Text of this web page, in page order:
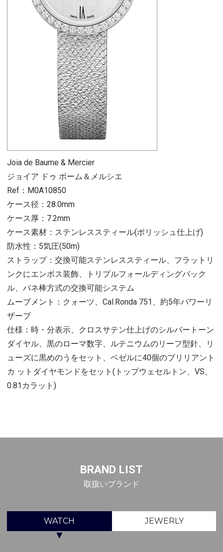
Joia de Baume & Mercier
ジョイア ドゥ ボーム＆メルシエ
Ref：M0A10850
ケース径：28.0mm
ケース厚：7.2mm
ケース素材：ステンレススティール(ポリッシュ仕上げ)
防水性：5気圧(50m)
ストラップ：交換可能ステンレススティール、フラットリ
ンクにエンボス装飾、トリプルフォールディングバック
ル、バネ棒方式の交換可能システム
ムーブメント：クォーツ、Cal.Ronda 751、約5年パワーリ
ザーブ
仕様：時・分表示、クロスサテン仕上げのシルバートーン
ダイヤル、黒のローマ数字、ルテニウムのリーフ型針、リ
ューズに黒めのうをセット、ベゼルに40個のブリリアント
カ ットダイヤモンドをセット(トップウェセルトン、VS、
0.81カラット)
BRAND LIST
取扱いブランド
WATCH JEWERLY
▼